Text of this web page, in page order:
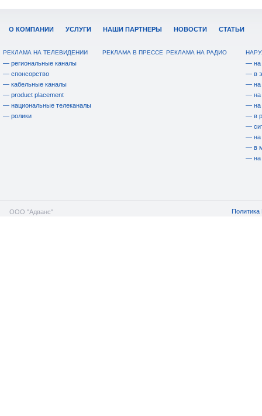
О КОМПАНИИ УСЛУГИ НАШИ ПАРТНЕРЫ НОВОСТИ СТАТЬИ
РЕКЛАМА НА ТЕЛЕВИДЕНИИ
— региональные каналы
— спонсорство
— кабельные каналы
— product placement
— национальные телеканалы
— ролики
РЕКЛАМА В ПРЕССЕ РЕКЛАМА НА РАДИО
— на
— в
— на
— на
— на
— в
—
— на
— в
— на
ООО "Адванс" Политика